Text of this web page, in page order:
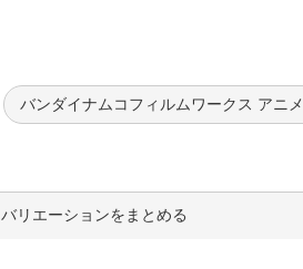
店舗情報・店舗一覧
バンダイナムコフィルムワークス アニメ
バリエーションをまとめる